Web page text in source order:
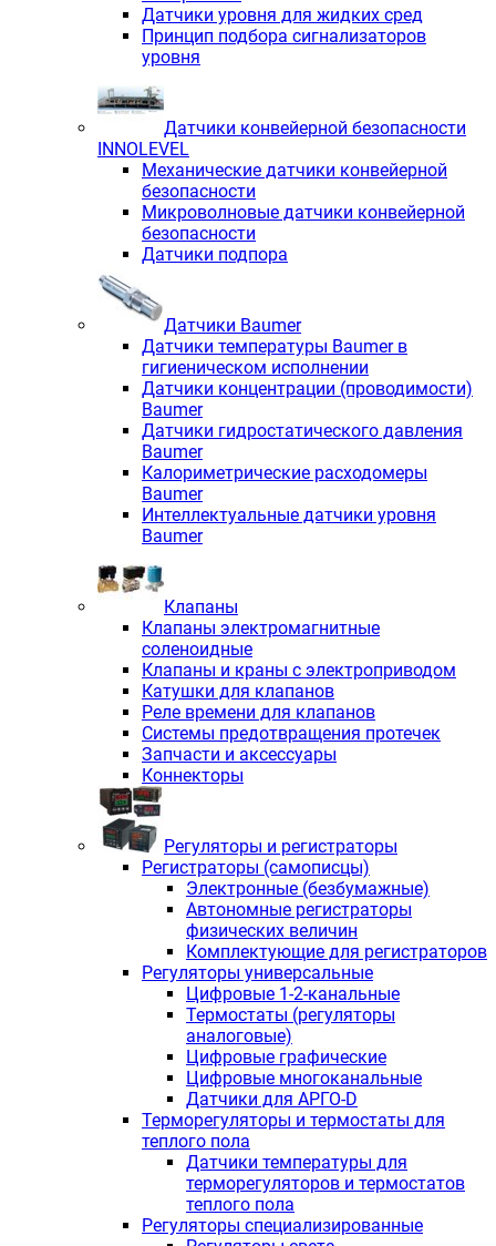
Датчики уровня для жидких сред
Принцип подбора сигнализаторов
уровня
Датчики конвейерной безопасности
INNOLEVEL
Механические датчики конвейерной
безопасности
Микроволновые датчики конвейерной
безопасности
Датчики подпора
Датчики Baumer
Датчики температуры Baumer в
гигиеническом исполнении
Датчики концентрации (проводимости)
Baumer
Датчики гидростатического давления
Baumer
Калориметрические расходомеры
Baumer
Интеллектуальные датчики уровня
Baumer
Клапаны
Клапаны электромагнитные
соленоидные
Клапаны и краны с электроприводом
Катушки для клапанов
Реле времени для клапанов
Системы предотвращения протечек
Запчасти и аксессуары
Коннекторы
Регуляторы и регистраторы
Регистраторы (самописцы)
Электронные (безбумажные)
Автономные регистраторы
физических величин
Комплектующие для регистраторов
Регуляторы универсальные
Цифровые 1-2-канальные
Термостаты (регуляторы
аналоговые)
Цифровые графические
Цифровые многоканальные
Датчики для АРГО-D
Терморегуляторы и термостаты для
теплого пола
Датчики температуры для
терморегуляторов и термостатов
теплого пола
Регуляторы специализированные